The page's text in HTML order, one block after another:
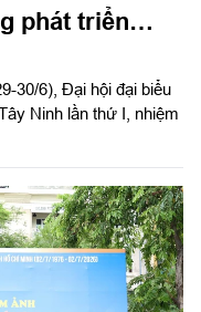
phát triển
30/6), Đại hội đại biểu
Ninh lần thứ I, nhiệm